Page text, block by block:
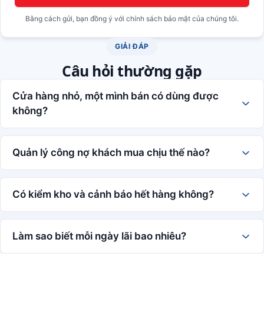
Bằng cách gửi, bạn đồng ý với chính sách bảo mật của chúng tôi.
GIẢI ĐÁP
Câu hỏi thường gặp
Cửa hàng nhỏ, một mình bán có dùng được
không?
Quản lý công nợ khách mua chịu thế nào?
Có kiểm kho và cảnh báo hết hàng không?
Làm sao biết mỗi ngày lãi bao nhiêu?